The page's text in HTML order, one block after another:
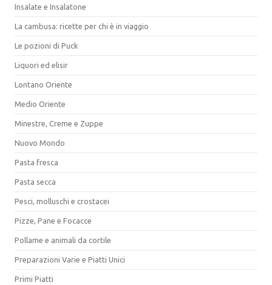
Insalate e Insalatone
La cambusa: ricette per chi è in viaggio
Le pozioni di Puck
Liquori ed elisir
Lontano Oriente
Medio Oriente
Minestre, Creme e Zuppe
Nuovo Mondo
Pasta fresca
Pasta secca
Pesci, molluschi e crostacei
Pizze, Pane e Focacce
Pollame e animali da cortile
Preparazioni Varie e Piatti Unici
Primi Piatti